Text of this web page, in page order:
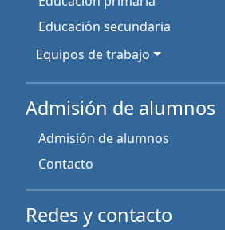
Educación secundaria
Equipos de trabajo
Admisión de alumnos
Admisión de alumnos
Contacto
Redes y contacto